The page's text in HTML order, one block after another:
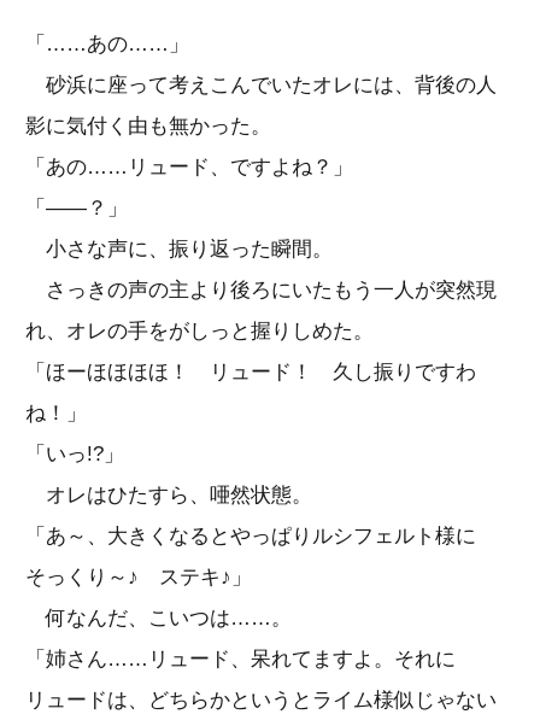
「……あの……」
砂浜に座って考えこんでいたオレには、背後の人
影に気付く由も無かった。
「あの……リュード、ですよね？」
「――？」
小さな声に、振り返った瞬間。
さっきの声の主より後ろにいたもう一人が突然現
れ、オレの手をがしっと握りしめた。
「ほーほほほほ！ リュード！ 久し振りですわ
ね！」
「いっ!?」
オレはひたすら、唖然状態。
「あ～、大きくなるとやっぱりルシフェルト様に
そっくり～♪ ステキ♪」
何なんだ、こいつは……。
「姉さん……リュード、呆れてますよ。それに
リュードは、どちらかというとライム様似じゃない